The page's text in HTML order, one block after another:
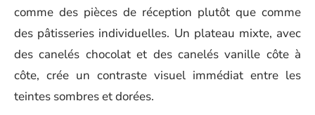
comme des pièces de réception plutôt que comme
des pâtisseries individuelles. Un plateau mixte, avec
des canelés chocolat et des canelés vanille côte à
côte, crée un contraste visuel immédiat entre les
teintes sombres et dorées.